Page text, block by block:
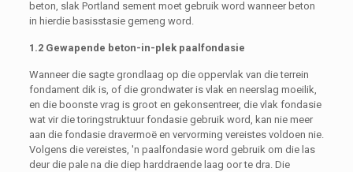
beton, slak Portland sement moet gebruik word wanneer beton
in hierdie basisstasie gemeng word.
1.2 Gewapende beton-in-plek paalfondasie
Wanneer die sagte grondlaag op die oppervlak van die terrein
fondament dik is, of die grondwater is vlak en neerslag moeilik,
en die boonste vrag is groot en gekonsentreer, die vlak fondasie
wat vir die toringstruktuur fondasie gebruik word, kan nie meer
aan die fondasie dravermoë en vervorming vereistes voldoen nie.
Volgens die vereistes, 'n paalfondasie word gebruik om die las
deur die pale na die diep harddraende laag oor te dra. Die